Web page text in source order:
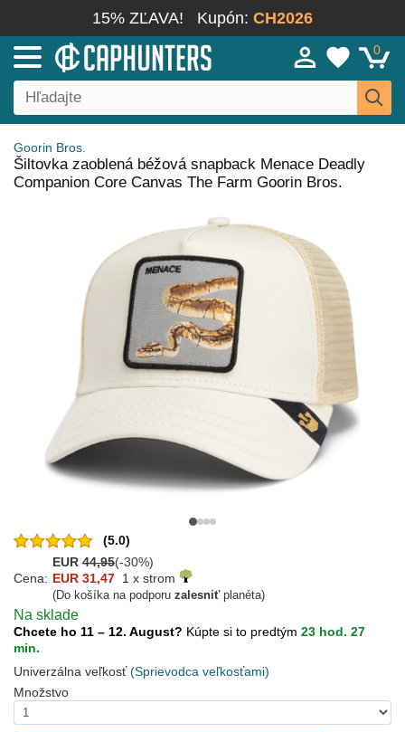
15% ZĽAVA! Kupón: CH2026
0
Goorin Bros.
Šiltovka zaoblená béžová snapback Menace Deadly
Companion Core Canvas The Farm Goorin Bros.
(5.0)
EUR 44,95(-30%)
Cena: EUR 31,47 1 x strom
(Do košíka na podporu zalesniťplanéta)
Na sklade
Chcete ho 11 – 12. August? Kúpte si to predtým 23 hod. 27
min.
Univerzálna veľkosť(Sprievodca veľkosťami)
Množstvo